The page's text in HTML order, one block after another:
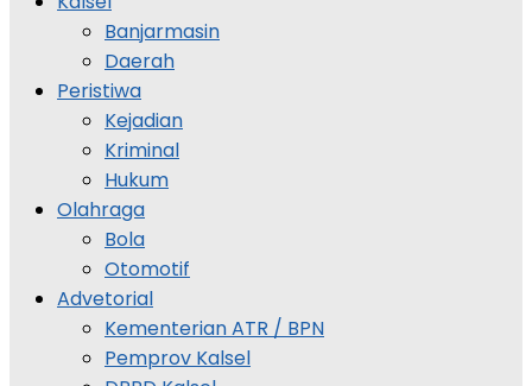
Banjarmasin
Daerah
Peristiwa
Kejadian
Kriminal
Hukum
Olahraga
Bola
Otomotif
Advetorial
Kementerian ATR / BPN
Pemprov Kalsel